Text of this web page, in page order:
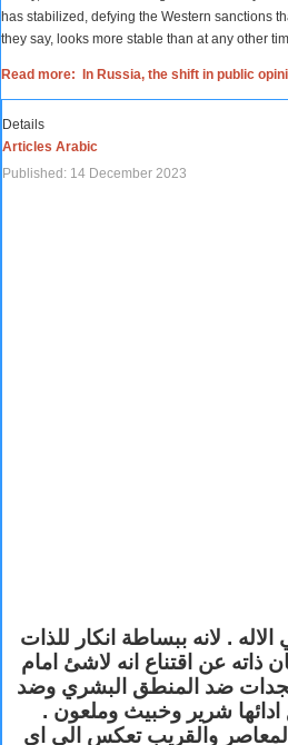
has stabilized, defying the Western sanctions
they say, looks more stable than at any other
Read more: In Russia, the shift in public
Details
Articles Arabic
Published: 14 December 2023
. لانه ببساطة انكار للذات
ذاته عن اقتناع انه لاشئ امام
ضد المنطق البشري وضد
ادائها شرير وخبيث وملعون .
المعاصر والقريب تعكس الي اي